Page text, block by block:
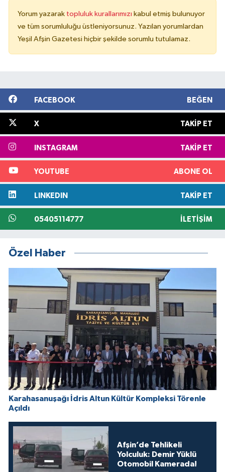
Yorum yazarak topluluk kurallarımızı kabul etmiş bulunuyor
ve tüm sorumluluğu üstleniyorsunuz. Yazılan yorumlardan
Yeşil Afşin Gazetesi hiçbir şekilde sorumlu tutulamaz.
FACEBOOK BEĞEN
X TAKIP ET
INSTAGRAM TAKIP ET
YOUTUBE ABONE OL
LINKEDIN TAKIP ET
05405114777 İLETIŞIM
Özel Haber
Karahasanuşağı İdris Altun Kültür Kompleksi Törenle
Açıldı
Afşin’de Tehlikeli
Yolculuk: Demir Yüklü
Otomobil Kamerada!